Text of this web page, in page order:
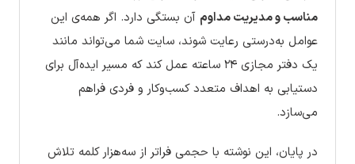
مناسب و مدیریت مداوم آن بستگی دارد. اگر همه‌ی این
عوامل به‌درستی رعایت شوند، سایت شما می‌تواند مانند
یک دفتر مجازی ۲۴ ساعته عمل کند که مسیر ایده‌آل برای
دستیابی به اهداف متعدد کسب‌وکار و فردی فراهم
می‌سازد.
در پایان، این نوشته با حجمی فراتر از سه‌هزار کلمه تلاش